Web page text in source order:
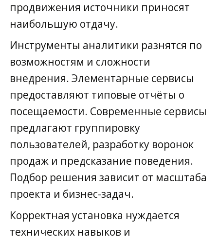
продвижения источники приносят
наибольшую отдачу.
Инструменты аналитики разнятся по
возможностям и сложности
внедрения. Элементарные сервисы
предоставляют типовые отчёты о
посещаемости. Современные сервисы
предлагают группировку
пользователей, разработку воронок
продаж и предсказание поведения.
Подбор решения зависит от масштаба
проекта и бизнес-задач.
Корректная установка нуждается
технических навыков и